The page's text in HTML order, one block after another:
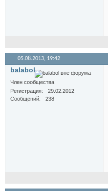
05.08.2013, 19:42
balabol
Член сообщества
Регистрация
29.02.2012
Сообщений
238